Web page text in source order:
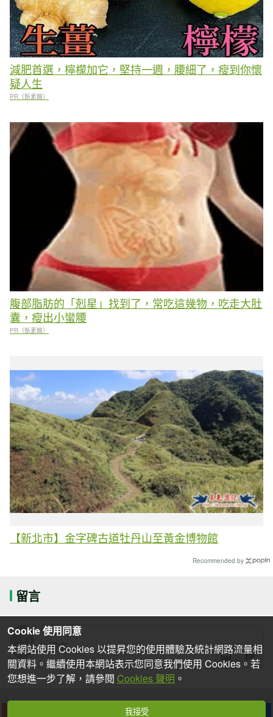
減肥首選，檸檬加它，堅持一週，腰細了，瘦到你懷
疑人生
PR（新素簡）
腹部脂肪的「剋星」找到了，常吃這幾物，吃走大肚
囊，瘦出小蠻腰
PR（新素簡）
【新北市】金字碑古道牡丹山至黃金博物館
Recommended by
留言
Cookie 使用同意
本網站使用 Cookies 以提昇您的使用體驗及統計網路流量相
關資料。繼續使用本網站表示您同意我們使用 Cookies。若
您想進一步了解，請參閱 Cookies 聲明 。
我接受